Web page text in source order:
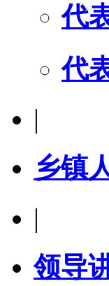
代
代
|
乡镇
|
领导